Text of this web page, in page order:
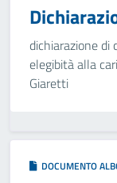
dichiarazione di
elegibità alla
Giaretti
DOCUMENTO